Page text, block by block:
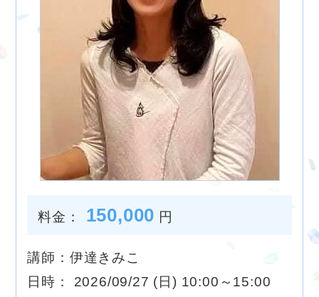
料金： 150,000 円
講師：伊達きみこ
日時： 2026/09/27 (日) 10:00～15:00